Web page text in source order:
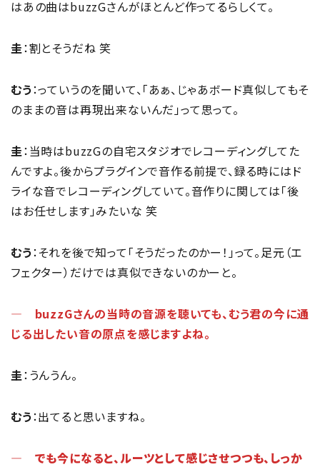
はあの曲はbuzzGさんがほとんど作ってるらしくて。
圭：割とそうだね 笑
むう：っていうのを聞いて、「あぁ、じゃあボード真似してもそ
のままの音は再現出来ないんだ」って思って。
圭：当時はbuzzGの自宅スタジオでレコーディングしてた
んですよ。後からプラグインで音作る前提で、録る時にはド
ライな音でレコーディングしていて。音作りに関しては「後
はお任せします」みたいな 笑
むう：それを後で知って「そうだったのかー！」って。足元（エ
フェクター）だけでは真似できないのかーと。
― buzzGさんの当時の音源を聴いても、むう君の今に通
じる出したい音の原点を感じますよね。
圭：うんうん。
むう：出てると思いますね。
― でも今になると、ルーツとして感じさせつつも、しっか